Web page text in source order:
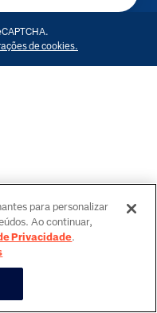
de cookies.
para personalizar
Ao continuar,
Privacidade.